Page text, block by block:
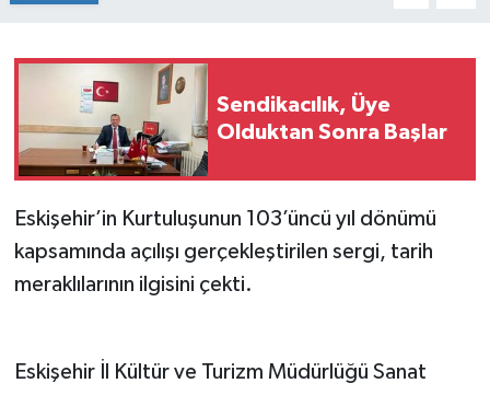
Sendikacılık, Üye
Olduktan Sonra Başlar
Eskişehir’in Kurtuluşunun 103’üncü yıl dönümü
kapsamında açılışı gerçekleştirilen sergi, tarih
meraklılarının ilgisini çekti.
Eskişehir İl Kültür ve Turizm Müdürlüğü Sanat